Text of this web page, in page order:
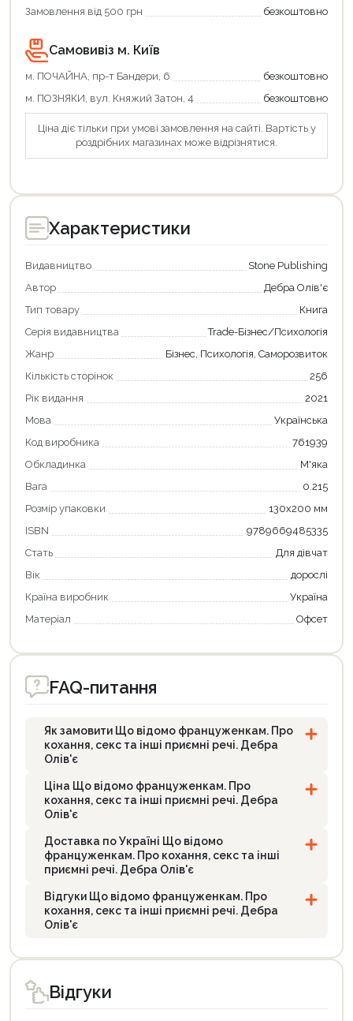
Замовлення від 500 грн безкоштовно
Самовивіз м. Київ
м. ПОЧАЙНА, пр-т Бандери, 6
безкоштовно
м. ПОЗНЯКИ, вул. Княжий Затон, 4
безкоштовно
Ціна діє тільки при умові замовлення на сайті. Вартість у
роздрібних магазинах може відрізнятися.
Характеристики
Видавництво
Stone Publishing
Автор
Дебра Олів'є
Тип товару
Книга
Серія видавництва
Trade-Бізнес/Психологія
Жанр
Бізнес, Психологія, Саморозвиток
Кількість сторінок
256
Рік видання
2021
Мова
Українська
Код виробника
761939
Обкладинка
М'яка
Вага
0.215
Розмір упаковки
130х200 мм
ISBN
9789669485335
Стать
Для дівчат
Вік
дорослі
Країна виробник
Україна
Матеріал
Офсет
FAQ-питання
Як замовити Що відомо француженкам. Про
кохання, секс та інші приємні речі. Дебра
Олів'є
Ціна Що відомо француженкам. Про
кохання, секс та інші приємні речі. Дебра
Олів'є
Доставка по Україні Що відомо
француженкам. Про кохання, секс та інші
приємні речі. Дебра Олів'є
Відгуки Що відомо француженкам. Про
кохання, секс та інші приємні речі. Дебра
Олів'є
Відгуки
Продовжити покупки
Оформити замовлення